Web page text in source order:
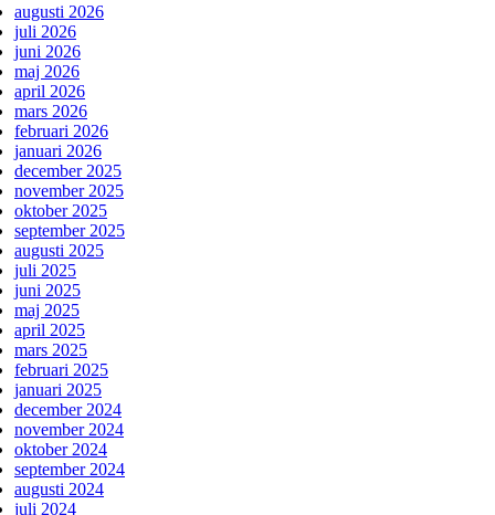
augusti 2026
juli 2026
juni 2026
maj 2026
april 2026
mars 2026
februari 2026
januari 2026
december 2025
november 2025
oktober 2025
september 2025
augusti 2025
juli 2025
juni 2025
maj 2025
april 2025
mars 2025
februari 2025
januari 2025
december 2024
november 2024
oktober 2024
september 2024
augusti 2024
juli 2024